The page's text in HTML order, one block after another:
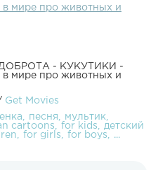
песня поможет малышам
группе эту песенку.
Рустам
в мире про животных и
ДОБРОТА - КУКУТИКИ -
в мире про животных и
Get Movies
песня
мультик
cartoons for kids
детский
for girls for boys ...